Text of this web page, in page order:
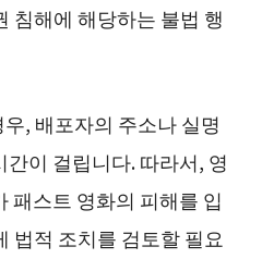
침해에 해당하는 불법 행
, 배포자의 주소나 실명
이 걸립니다. 따라서, 영
패스트 영화의 피해를 입
법적 조치를 검토할 필요